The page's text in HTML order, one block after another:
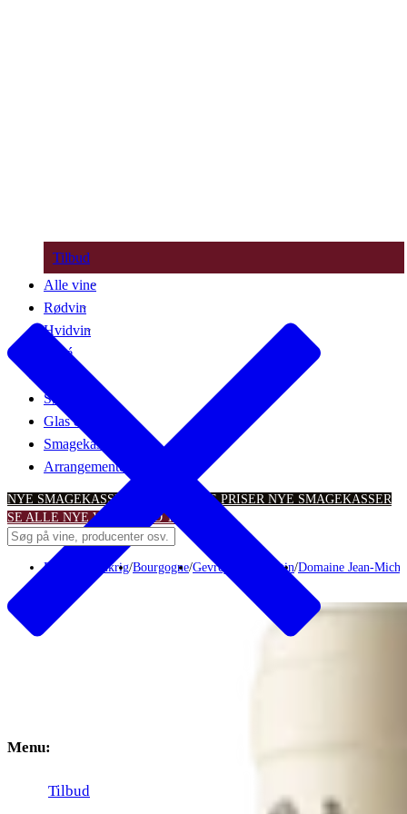
Menu:
Tilbud
Tilbud
Alle vine
Rødvin
Hvidvin
Rosé
Søde vine
Glas & tilbehør
Smagekasser
Arrangementer
NYE SMAGEKASSER – TIL SKARPE PRISER NYE SMAGEKASSER
SE ALLE NYE VINTILBUDTILBUD
Rødvin Frankrig/Bourgogne/Gevrey-Chambertin/Domaine Jean-